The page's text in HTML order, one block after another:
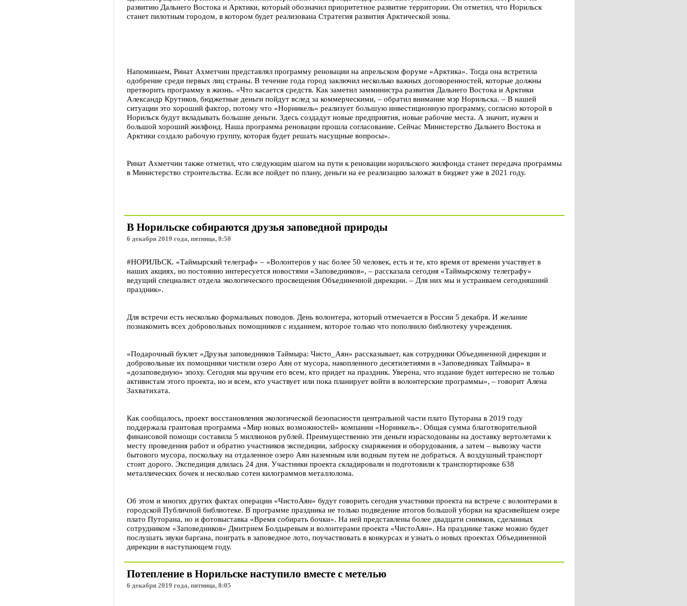
развитию Дальнего Востока и Арктики, который обозначил приоритетное развитие территории. Он отметил, что Норильск
станет пилотным городом, в котором будет реализована Стратегия развития Арктической зоны.
Напоминаем, Ринат Ахметчин представлял программу реновации на апрельском форуме «Арктика». Тогда она встретила
одобрение среди первых лиц страны. В течение года город заключил несколько важных договоренностей, которые должны
претворить программу в жизнь. «Что касается средств. Как заметил замминистра развития Дальнего Востока и Арктики
Александр Крутиков, бюджетные деньги пойдут вслед за коммерческими, – обратил внимание мэр Норильска. – В нашей
ситуации это хороший фактор, потому что «Норникель» реализует большую инвестиционную программу, согласно которой в
Норильск будут вкладывать большие деньги. Здесь создадут новые предприятия, новые рабочие места. А значит, нужен и
большой хороший жилфонд. Наша программа реновации прошла согласование. Сейчас Министерство Дальнего Востока и
Арктики создало рабочую группу, которая будет решать насущные вопросы».
Ринат Ахметчин также отметил, что следующим шагом на пути к реновации норильского жилфонда станет передача программы
в Министерство строительства. Если все пойдет по плану, деньги на ее реализацию заложат в бюджет уже в 2021 году.
В Норильске собираются друзья заповедной природы
6 декабря 2019 года, пятница, 8:50
#НОРИЛЬСК. «Таймырский телеграф» – «Волонтеров у нас более 50 человек, есть и те, кто время от времени участвует в
наших акциях, но постоянно интересуется новостями «Заповедников», – рассказала сегодня «Таймырскому телеграфу»
ведущий специалист отдела экологического просвещения Объединенной дирекции. – Для них мы и устраиваем сегодняшний
праздник».
Для встречи есть несколько формальных поводов. День волонтера, который отмечается в России 5 декабря. И желание
познакомить всех добровольных помощников с изданием, которое только что пополнило библиотеку учреждения.
«Подарочный буклет «Друзья заповедников Таймыра: Чисто_Аян» рассказывает, как сотрудники Объединенной дирекции и
добровольные их помощники чистили озеро Аян от мусора, накопленного десятилетиями в «Заповедниках Таймыра» в
«дозаповедную» эпоху. Сегодня мы вручим его всем, кто придет на праздник. Уверена, что издание будет интересно не только
активистам этого проекта, но и всем, кто участвует или пока планирует войти в волонтерские программы», – говорит Алена
Захватихата.
Как сообщалось, проект восстановления экологической безопасности центральной части плато Путорана в 2019 году
поддержала грантовая программа «Мир новых возможностей» компании «Норникель». Общая сумма благотворительной
финансовой помощи составила 5 миллионов рублей. Преимущественно эти деньги израсходованы на доставку вертолетами к
месту проведения работ и обратно участников экспедиции, заброску снаряжения и оборудования, а затем – вывозку части
бытового мусора, поскольку на отдаленное озеро Аян наземным или водным путем не добраться. А воздушный транспорт
стоит дорого. Экспедиция длилась 24 дня. Участники проекта складировали и подготовили к транспортировке 638
металлических бочек и несколько сотен килограммов металлолома.
Об этом и многих других фактах операции «ЧистоАян» будут говорить сегодня участники проекта на встрече с волонтерами в
городской Публичной библиотеке. В программе праздника не только подведение итогов большой уборки на красивейшем озере
плато Путорана, но и фотовыставка «Время собирать бочки». На ней представлены более двадцати снимков, сделанных
сотрудником «Заповедников» Дмитрием Болдыревым и волонтерами проекта «ЧистоАян». На празднике также можно будет
послушать звуки баргана, поиграть в заповедное лото, поучаствовать в конкурсах и узнать о новых проектах Объединенной
дирекции в наступающем году.
Потепление в Норильске наступило вместе с метелью
6 декабря 2019 года, пятница, 8:05